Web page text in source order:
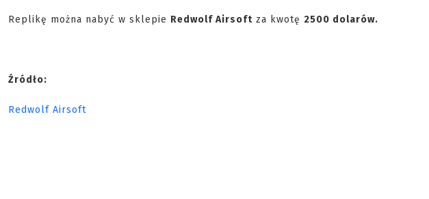
Replikę można nabyć w sklepie Redwolf Airsoft za kwotę 2500 dolarów.
Źródło:
Redwolf Airsoft